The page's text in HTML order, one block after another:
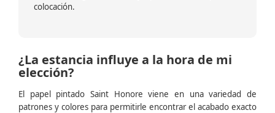
colocación.
¿La estancia influye a la hora de mi
elección?
El papel pintado Saint Honore viene en una variedad de
patrones y colores para permitirle encontrar el acabado exacto